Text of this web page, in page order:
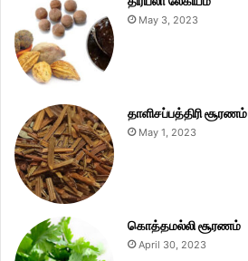
May 3, 2023
தாளிசப்பத்திரி சூரணம்
May 1, 2023
கொத்தமல்லி சூரணம்
April 30, 2023